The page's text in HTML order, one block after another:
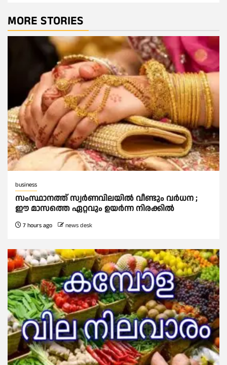
MORE STORIES
business
സംസ്ഥാനത്ത് സ്വര്‍ണവിലയില്‍ വീണ്ടും വര്‍ധന ;
ഈ മാസത്തെ ഏറ്റവും ഉയര്‍ന്ന നിരക്കില്‍
7 hours ago news desk